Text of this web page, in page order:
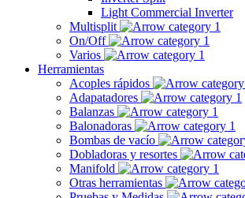
Light Commercial Inverter
Multisplit
On/Off
Varios
Herramientas
Acoples rápidos
Adapatadores
Balanzas
Balonadoras
Bombas de vacío
Dobladoras y resortes
Manifold
Otras herramientas